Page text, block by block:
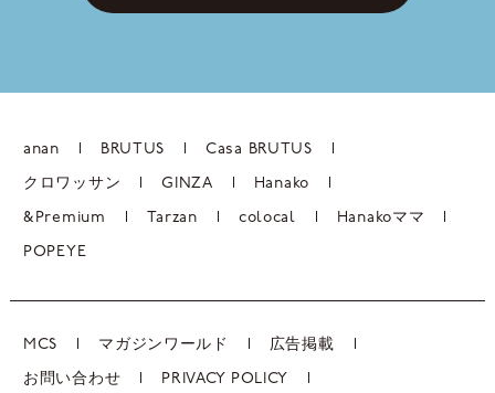
anan BRUTUS Casa BRUTUS
クロワッサン GINZA Hanako
&Premium Tarzan colocal Hanakoママ
POPEYE
MCS マガジンワールド 広告掲載
お問い合わせ PRIVACY POLICY